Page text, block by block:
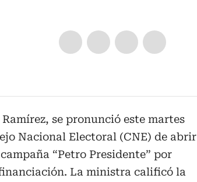
se pronunció este martes
Nacional Electoral (CNE) de abrir
“Petro Presidente” por
La ministra calificó la